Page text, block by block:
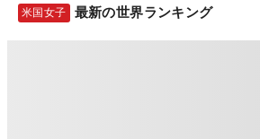
米国女子 最新の世界ランキング